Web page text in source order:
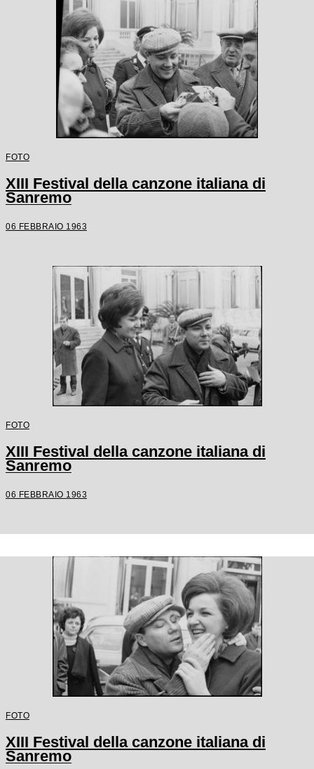
FOTO
XIII Festival della canzone italiana di
Sanremo
06 FEBBRAIO 1963
FOTO
XIII Festival della canzone italiana di
Sanremo
06 FEBBRAIO 1963
FOTO
XIII Festival della canzone italiana di
Sanremo